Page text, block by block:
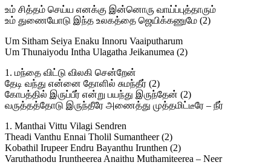
உம் சித்தம் செய்ய எனக்கு இன்னொரு வாய்ப்புத்தாரும்
உம் துணையோடு இந்த உலகத்தை ஜெயிக்கணுமே (2)
Um Sitham Seiya Enaku Innoru Vaaiputharum
Um Thunaiyodu Intha Ulagatha Jeikanumea (2)
1. மந்தை விட்டு விலகி சென்றேன்
தேடி வந்து என்னை தோளில் சுமந்தீர் (2)
கோபத்தில் இருப்பீர் என்று பயந்து இருந்தேன் (2)
வருத்தத்தோடு இருந்தீரே அணைத்து முத்தமிட்டீரே – நீர்
1. Manthai Vittu Vilagi Sendren
Theadi Vanthu Ennai Tholil Sumantheer (2)
Kobathil Irupeer Endru Bayanthu Irunthen (2)
Varuthathodu Iruntheerea Anaithu Muthamiteerea – Neer